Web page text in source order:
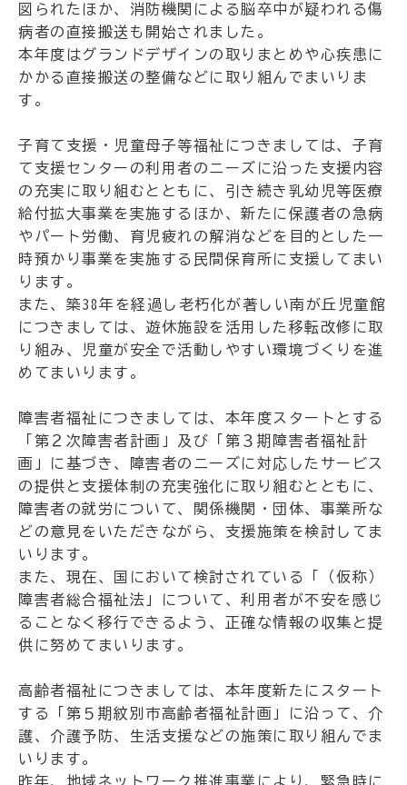
図られたほか、消防機関による脳卒中が疑われる傷
病者の直接搬送も開始されました。
本年度はグランドデザインの取りまとめや心疾患に
かかる直接搬送の整備などに取り組んでまいりま
す。
子育て支援・児童母子等福祉につきましては、子育
て支援センターの利用者のニーズに沿った支援内容
の充実に取り組むとともに、引き続き乳幼児等医療
給付拡大事業を実施するほか、新たに保護者の急病
やパート労働、育児疲れの解消などを目的とした一
時預かり事業を実施する民間保育所に支援してまい
ります。
また、築38年を経過し老朽化が著しい南が丘児童館
につきましては、遊休施設を活用した移転改修に取
り組み、児童が安全で活動しやすい環境づくりを進
めてまいります。
障害者福祉につきましては、本年度スタートとする
「第２次障害者計画」及び「第３期障害者福祉計
画」に基づき、障害者のニーズに対応したサービス
の提供と支援体制の充実強化に取り組むとともに、
障害者の就労について、関係機関・団体、事業所な
どの意見をいただきながら、支援施策を検討してま
いります。
また、現在、国において検討されている「（仮称）
障害者総合福祉法」について、利用者が不安を感じ
ることなく移行できるよう、正確な情報の収集と提
供に努めてまいります。
高齢者福祉につきましては、本年度新たにスタート
する「第５期紋別市高齢者福祉計画」に沿って、介
護、介護予防、生活支援などの施策に取り組んでま
いります。
昨年、地域ネットワーク推進事業により、緊急時に